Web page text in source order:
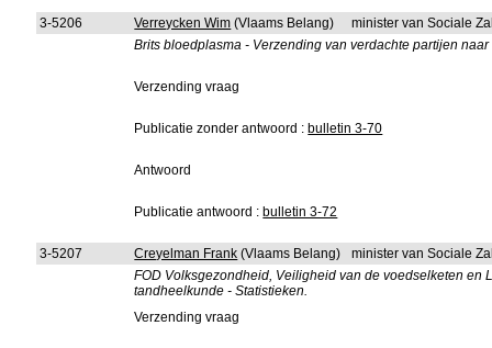
3-5206 Verreycken Wim (Vlaams Belang)
minister van Sociale
Brits bloedplasma - Verzending van verdachte partijen
Verzending vraag
Publicatie zonder antwoord : bulletin 3-70
Antwoord
Publicatie antwoord : bulletin 3-72
3-5207 Creyelman Frank (Vlaams Belang)
minister van Sociale
FOD Volksgezondheid, Veiligheid van de voedselketen
tandheelkunde - Statistieken.
Verzending vraag